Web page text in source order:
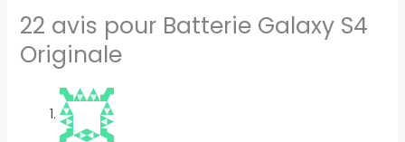
22 avis pour Batterie Galaxy S4
Originale